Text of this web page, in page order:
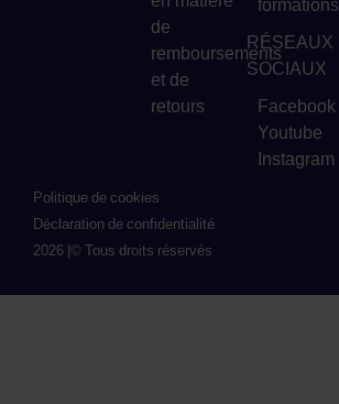
de
remboursements
et de
retours
RÉSEAUX
SOCIAUX
Facebook
Youtube
Instagram
2026 |© Tous droits réservés
Politique de cookies
Déclaration de confidentialité